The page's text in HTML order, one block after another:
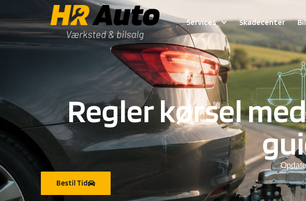
Services Skadecenter
Regler kørsel
Bestil Tid